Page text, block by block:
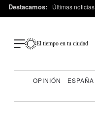
Destacamos: Últimas noticias
El tiempo en tu ciudad
OPINIÓN ESPAÑA